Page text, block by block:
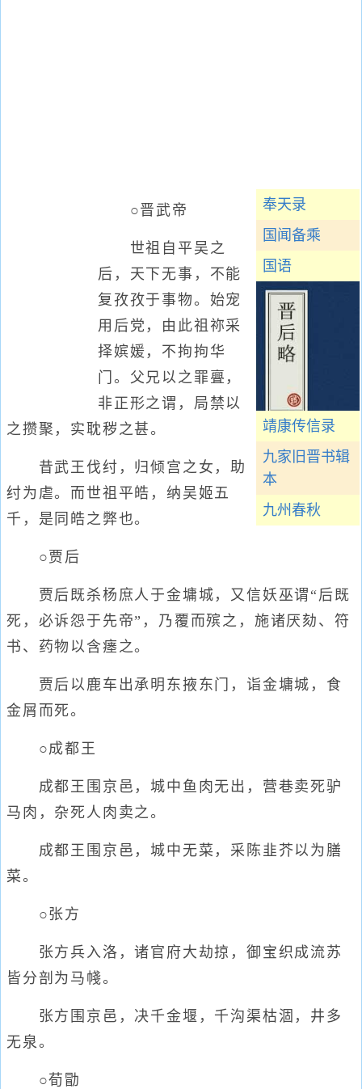
奉天录
国闻备乘
国语
靖康传信录
九家旧晋书辑
本
九州春秋
○晋武帝
世祖自平吴之
后，天下无事，不能
复孜孜于事物。始宠
用后党，由此祖祢采
择嫔媛，不拘拘华
门。父兄以之罪亹，
非正形之谓，局禁以
之攒聚，实耽秽之甚。
昔武王伐纣，归倾宫之女，助
纣为虐。而世祖平皓，纳吴姬五
千，是同皓之弊也。
○贾后
贾后既杀杨庶人于金墉城，又信妖巫谓“后既
死，必诉怨于先帝”，乃覆而殡之，施诸厌劾、符
书、药物以含瘗之。
贾后以鹿车出承明东掖东门，诣金墉城，食
金屑而死。
○成都王
成都王围京邑，城中鱼肉无出，营巷卖死驴
马肉，杂死人肉卖之。
成都王围京邑，城中无菜，采陈韭芥以为膳
菜。
○张方
张方兵入洛，诸官府大劫掠，御宝织成流苏
皆分剖为马帴。
张方围京邑，决千金堰，千沟渠枯涸，井多
无泉。
○荀勖